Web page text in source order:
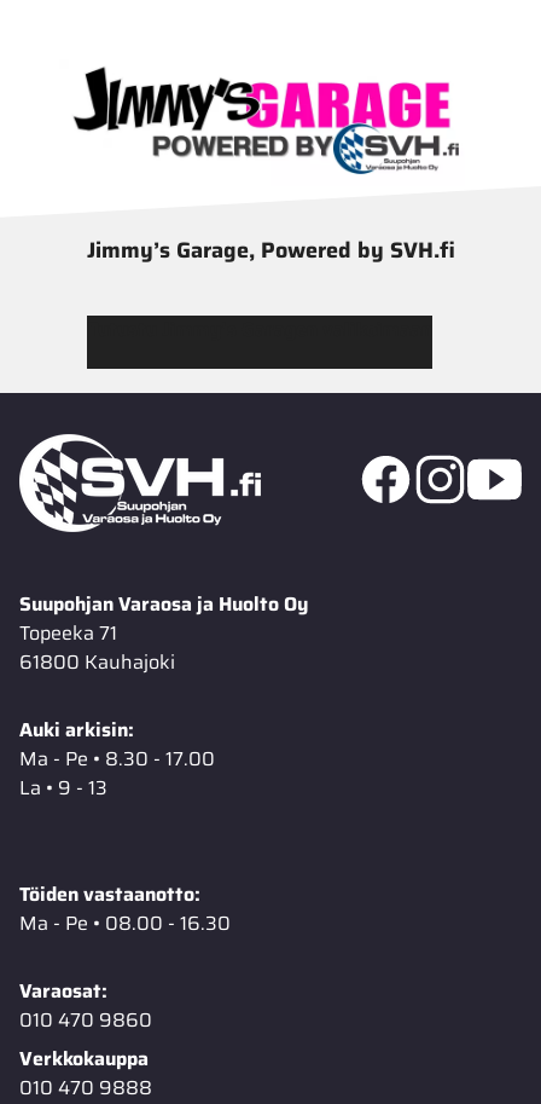
Jimmy’s Garage, Powered by SVH.fi
Suupohjan Varaosa ja Huolto Oy
Topeeka 71
61800 Kauhajoki
Auki arkisin:
Ma - Pe • 8.30 - 17.00
La • 9 - 13
Töiden vastaanotto:
Ma - Pe • 08.00 - 16.30
Varaosat:
010 470 9860
Verkkokauppa
010 470 9888